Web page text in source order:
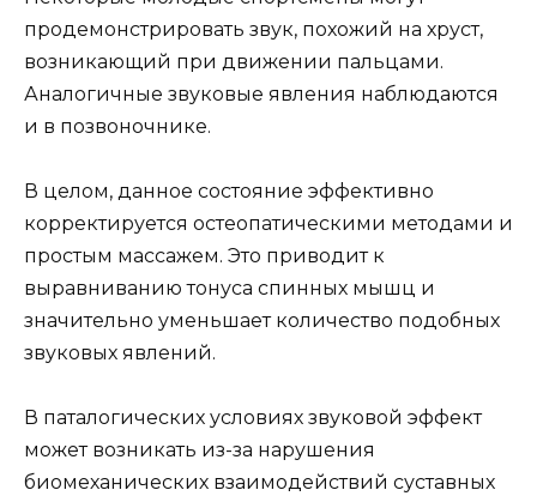
продемонстрировать звук, похожий на хруст,
возникающий при движении пальцами.
Аналогичные звуковые явления наблюдаются
и в позвоночнике.
В целом, данное состояние эффективно
корректируется остеопатическими методами и
простым массажем. Это приводит к
выравниванию тонуса спинных мышц и
значительно уменьшает количество подобных
звуковых явлений.
В паталогических условиях звуковой эффект
может возникать из-за нарушения
биомеханических взаимодействий суставных